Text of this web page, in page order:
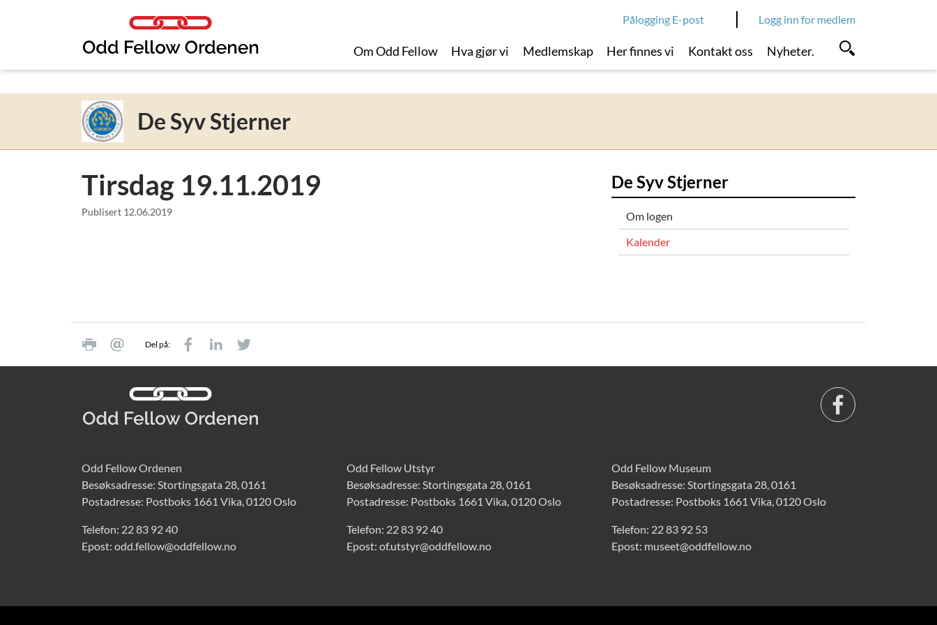
Logg inn for medlem
Pålogging E-post
Om Odd Fellow Hva gjør vi Medlemskap Her finnes vi Kontakt oss Nyheter.
De Syv Stjerner
Tirsdag 19.11.2019
Publisert 12.06.2019
De Syv Stjerner
Om logen
Kalender
Del på:
Odd Fellow Ordenen
Besøksadresse: Stortingsgata 28, 0161
Postadresse: Postboks 1661 Vika, 0120 Oslo
Telefon: 22 83 92 40
Epost: odd.fellow@oddfellow.no
Odd Fellow Utstyr
Besøksadresse: Stortingsgata 28, 0161
Postadresse: Postboks 1661 Vika, 0120 Oslo
Telefon: 22 83 92 40
Epost: of.utstyr@oddfellow.no
Odd Fellow Museum
Besøksadresse: Stortingsgata 28, 0161
Postadresse: Postboks 1661 Vika, 0120 Oslo
Telefon: 22 83 92 53
Epost: museet@oddfellow.no